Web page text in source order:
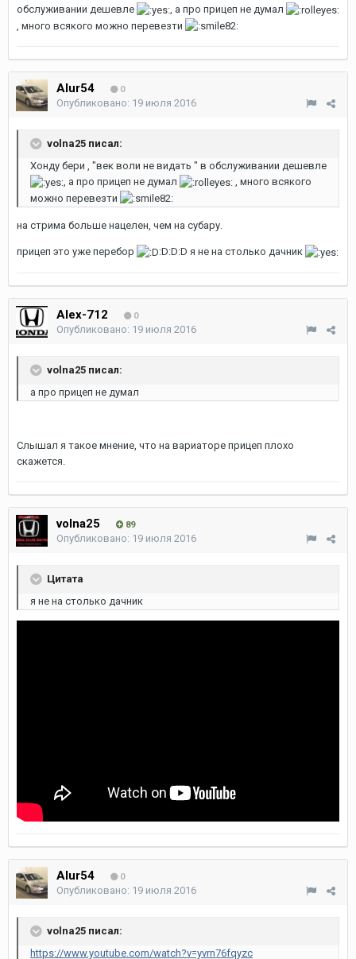
обслуживании дешевле
, а про прицеп не думал
, много всякого можно перевезти
Alur54 0
Опубликовано: 19 июля 2016
volna25 писал:
Хонду бери , "век воли не видать " в обслуживании дешевле
, а про прицеп не думал
, много всякого
можно перевезти
на стрима больше нацелен, чем на субару.
прицеп это уже перебор :D:D:D я не на столько дачник
Alex-712 0
Опубликовано: 19 июля 2016
volna25 писал:
а про прицеп не думал
Слышал я такое мнение, что на вариаторе прицеп плохо
скажется.
volna25 89
Опубликовано: 19 июля 2016
Цитата
я не на столько дачник
Alur54 0
Опубликовано: 19 июля 2016
volna25 писал:
https://www.youtube.com/watch?v=yvrn76fqyzc